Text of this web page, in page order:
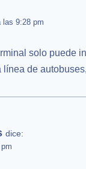
las 9:28 pm
solo puede
línea de
dice: